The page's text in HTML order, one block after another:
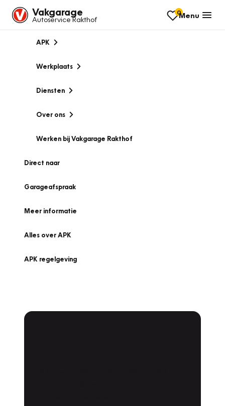
Vakgarage
Autoservice Rakthof
0Menu
APK
Werkplaats
Diensten
Over ons
Werken bij Vakgarage Rakthof
Direct naar
Garageafspraak
Meer informatie
Alles over APK
APK regelgeving